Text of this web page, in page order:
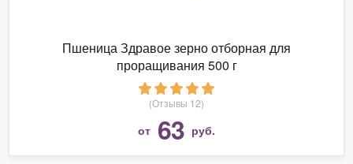
Пшеница Здравое зерно отборная для
проращивания 500 г
(Отзывы 12)
от 63 руб.